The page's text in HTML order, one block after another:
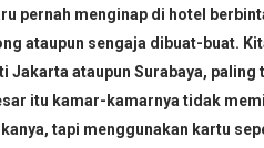
dan Media Diluar
Mencari Keadilan di
Nabi Musa
pernah menginap di hotel
ataupun sengaja dibuat-buat.
Jakarta ataupun Surabaya, paling
itu kamar-kamarnya tidak
tapi menggunakan kartu